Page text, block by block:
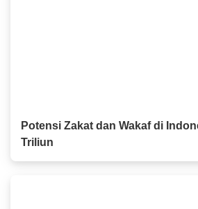
Potensi Zakat dan Wakaf di
Triliun